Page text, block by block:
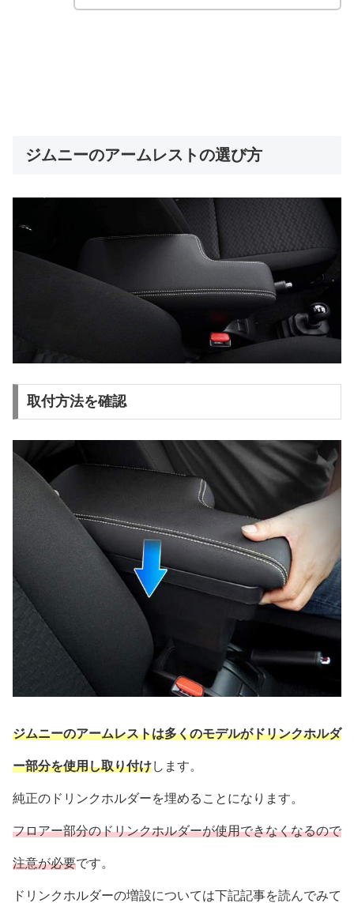
ジムニーのアームレストの選び方
取付方法を確認
ジムニーのアームレストは多くのモデルがドリンクホルダ
ー部分を使用し取り付けします。
純正のドリンクホルダーを埋めることになります。
フロアー部分のドリンクホルダーが使用できなくなるので
注意が必要です。
ドリンクホルダーの増設については下記記事を読んでみて